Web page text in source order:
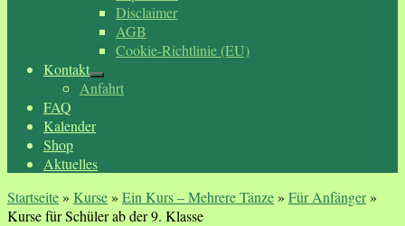
Disclaimer
AGB
Cookie-Richtlinie (EU)
Kontakt
Anfahrt
FAQ
Kalender
Shop
Aktuelles
Startseite» Kurse» Ein Kurs – Mehrere Tänze» Für Anfänger»
Kurse für Schüler ab der 9. Klasse